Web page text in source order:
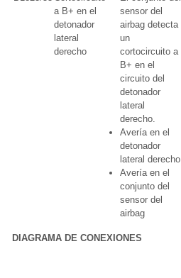
a B+ en el
detonador
lateral
derecho
sensor del
airbag detecta
un
cortocircuito a
B+ en el
circuito del
detonador
lateral
derecho.
Avería en el
detonador
lateral derecho
Avería en el
conjunto del
sensor del
airbag
DIAGRAMA DE CONEXIONES